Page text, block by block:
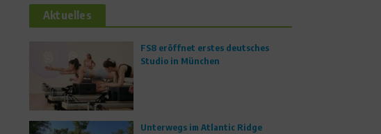
Aktuelles
FS8 eröffnet erstes deutsches
Studio in München
Unterwegs im Atlantic Ridge